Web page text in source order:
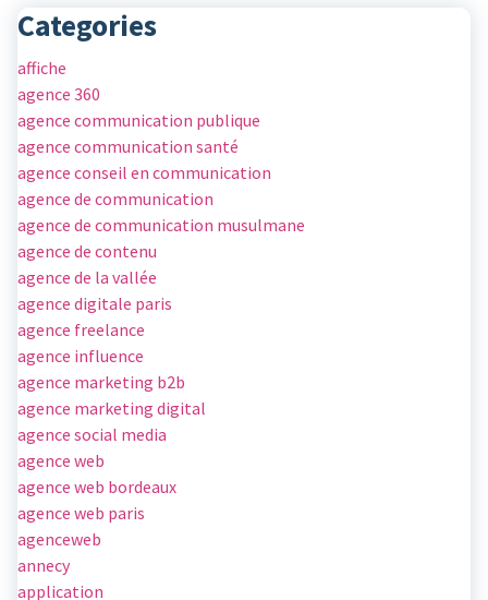
Categories
affiche
agence 360
agence communication publique
agence communication santé
agence conseil en communication
agence de communication
agence de communication musulmane
agence de contenu
agence de la vallée
agence digitale paris
agence freelance
agence influence
agence marketing b2b
agence marketing digital
agence social media
agence web
agence web bordeaux
agence web paris
agenceweb
annecy
application